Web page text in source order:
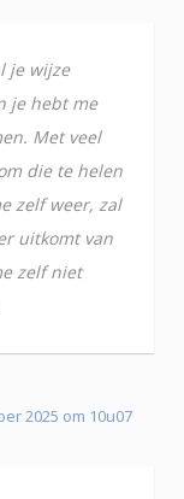
je wijze
je hebt me
Met veel
die te helen
zelf weer, zal
uitkomt van
zelf niet
2025 om 10u07